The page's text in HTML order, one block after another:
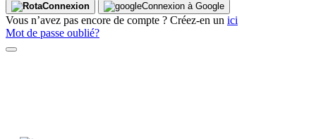
Connexion Connexion à Google
Vous n’avez pas encore de compte ? Créez-en un ici
Mot de passe oublié?